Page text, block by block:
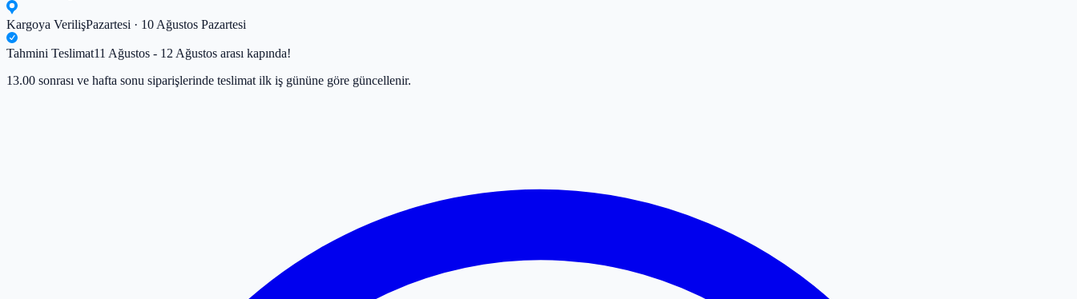
Kargoya VerilişPazartesi · 10 Ağustos Pazartesi
Tahmini Teslimat11 Ağustos - 12 Ağustos arası kapında!
13.00 sonrası ve hafta sonu siparişlerinde teslimat ilk iş gününe göre güncellenir.